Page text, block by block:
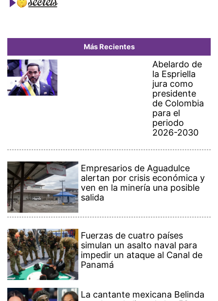
Más Recientes
Abelardo de
la Espriella
jura como
presidente
de Colombia
para el
periodo
2026-2030
Empresarios de Aguadulce
alertan por crisis económica y
ven en la minería una posible
salida
Fuerzas de cuatro países
simulan un asalto naval para
impedir un ataque al Canal de
Panamá
La cantante mexicana Belinda